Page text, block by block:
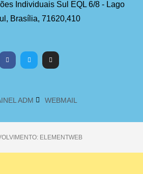
Individuais Sul EQL 6/8 - Lago
Brasília, 71620,410
ADM WEBMAIL
ELEMENTWEB